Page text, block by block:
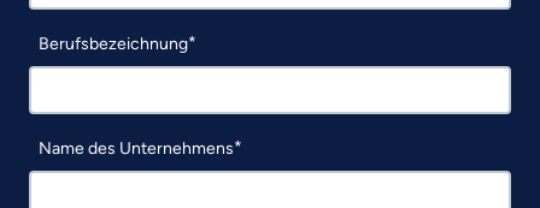
Berufsbezeichnung
Name des Unternehmens